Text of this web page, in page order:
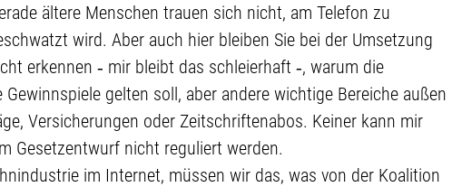
ältere Menschen trauen sich nicht, am Telefon zu
wird. Aber auch hier bleiben Sie bei der Umsetzung
erkennen ‑ mir bleibt das schleierhaft ‑, warum die
gelten soll, aber andere wichtige Bereiche außen
Versicherungen oder Zeitschriftenabos. Keiner kann mir
Gesetzentwurf nicht reguliert werden.
im Internet, müssen wir das, was von der Koalition